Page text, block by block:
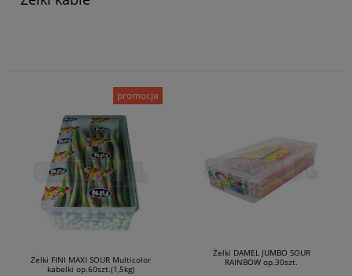
Żelki FINI MAXI SOUR Multicolor
kabelki op.60szt.(1,5kg)
promocja
Żelki DAMEL JUMBO SOUR
RAINBOW op.30szt.